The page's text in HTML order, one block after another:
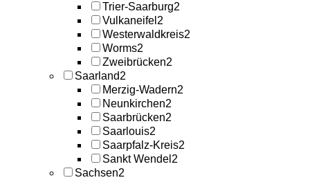
Trier-Saarburg2
Vulkaneifel 2
Westerwaldkreis2
Worms2
Zweibrücken2
Saarland2
Merzig-Wadern2
Neunkirchen2
Saarbrücken2
Saarlouis2
Saarpfalz-Kreis2
Sankt Wendel 2
Sachsen2